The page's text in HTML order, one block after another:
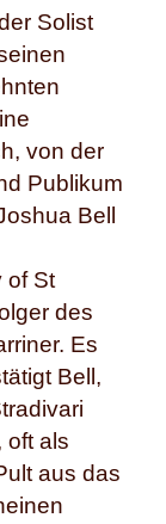
Solist
von der
Publikum
Bell
of St
des
Es
Bell,
oft als
aus das